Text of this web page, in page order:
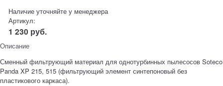
Наличие уточняйте у менеджера
Артикул:
1 230 руб.
Описание
Сменный фильтрующий материал для однотурбинных пылесосов Soteco
Panda XP 215, 515 (фильтрующий элемент синтепоновый без
пластикового каркаса).